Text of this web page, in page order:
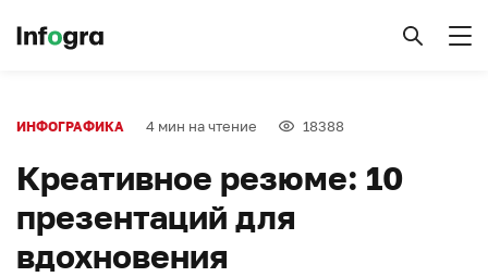
ИНФОГРАФИКА 4 мин на чтение 18388
Креативное резюме: 10
презентаций для
вдохновения